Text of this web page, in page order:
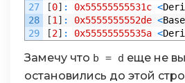
27
28
29
[0] : 0x55555555531c <
[1 ] : 0x5555555552de <Base
[2] : 0x55555555535a <
Замечу что b = d еще не
остановились до этой